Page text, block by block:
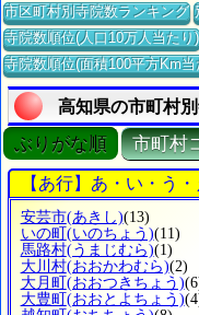
市区町村別寺院数ランキング
寺院数順位(人口10万人当たり)
寺院数順位(面積100平方Km当
高知県の市町村
ぶりがな順 市町村
【あ行】あ・い・う
安芸市(あきし)(13)
いの町 (いのちょう)
馬路村(うまじむら)(1)
大川村(おおかわむら)
大月町 (おおつきちょう)
大豊町 (おおとよちょう)